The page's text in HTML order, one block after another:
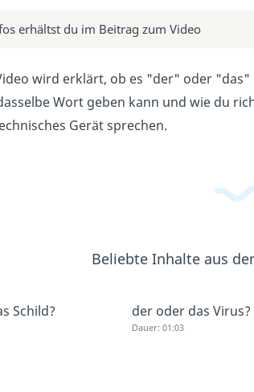
erhältst du im Beitrag zum Video
wird erklärt, ob es "der" oder
Wort geben kann und wie du
Gerät sprechen.
Beliebte Inhalte aus
Schild? der oder das Virus?
Dauer: 01:03